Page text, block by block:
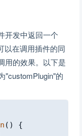
开发中返回一个
以在调用插件的同
用的效果。以下是
"customPlugin"的
( )
{